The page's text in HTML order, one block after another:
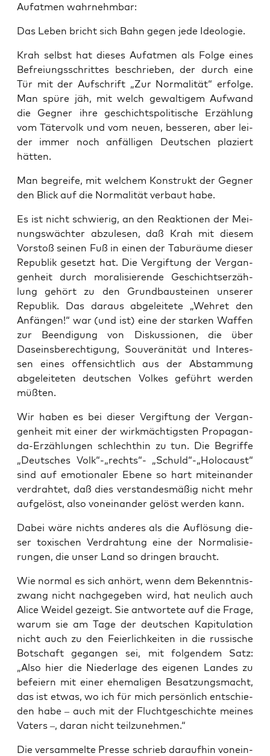
Auf­at­men wahrnehmbar:
Das Leben bricht sich Bahn gegen jede Ideologie.
Krah selbst hat die­ses Auf­at­men als Fol­ge eines
Befrei­ungs­schrit­tes beschrie­ben, der durch eine
Tür mit der Auf­schrift „Zur Nor­ma­li­tät“ erfol­ge.
Man spü­re jäh, mit welch gewal­ti­gem Auf­wand
die Geg­ner ihre geschichts­po­li­ti­sche Erzäh­lung
vom Täter­volk und vom neu­en, bes­se­ren, aber lei­
der immer noch anfäl­li­gen Deut­schen pla­ziert
hätten.
Man begrei­fe, mit wel­chem Kon­strukt der Geg­ner
den Blick auf die Nor­ma­li­tät ver­baut habe.
Es ist nicht schwie­rig, an den Reak­tio­nen der Mei­
nungs­wäch­ter abzu­le­sen, daß Krah mit die­sem
Vor­stoß sei­nen Fuß in einen der Taburäu­me die­ser
Repu­blik gesetzt hat. Die Ver­gif­tung der Ver­gan­
gen­heit durch mora­li­sie­ren­de Geschichts­er­zäh­
lung gehört zu den Grund­bau­stei­nen unse­rer
Repu­blik. Das dar­aus abge­lei­te­te „Weh­ret den
Anfän­gen!“ war (und ist) eine der star­ken Waf­fen
zur Been­di­gung von Dis­kus­sio­nen, die über
Daseins­be­rech­ti­gung, Sou­ve­rä­ni­tät und Inter­es­
sen eines offen­sicht­lich aus der Abstam­mung
abge­lei­te­ten deut­schen Vol­kes geführt wer­den
müßten.
Wir haben es bei die­ser Ver­gif­tung der Ver­gan­
gen­heit mit einer der wirk­mäch­tigs­ten Pro­pa­gan­
da-Erzäh­lun­gen schlecht­hin zu tun. Die Begrif­fe
„Deut­sches Volk“-„rechts“- „Schuld“-„Holocaust“
sind auf emo­tio­na­ler Ebe­ne so hart mit­ein­an­der
ver­drah­tet, daß dies ver­stan­des­mä­ßig nicht mehr
auf­ge­löst, also von­ein­an­der gelöst wer­den kann.
Dabei wäre nichts ande­res als die Auf­lö­sung die­
ser toxi­schen Ver­drah­tung eine der Nor­ma­li­sie­
run­gen, die unser Land so drin­gen braucht.
Wie nor­mal es sich anhört, wenn dem Bekennt­nis­
zwang nicht nach­ge­ge­ben wird, hat neu­lich auch
Ali­ce Wei­del gezeigt. Sie ant­wor­te­te auf die Fra­ge,
war­um sie am Tage der deut­schen Kapi­tu­la­ti­on
nicht auch zu den Fei­er­lich­kei­ten in die rus­si­sche
Bot­schaft gegan­gen sei, mit fol­gen­dem Satz:
„Also hier die Nie­der­la­ge des eige­nen Lan­des zu
befei­ern mit einer ehe­ma­li­gen Besat­zungs­macht,
das ist etwas, wo ich für mich per­sön­lich ent­schie­
den habe – auch mit der Flucht­ge­schich­te mei­nes
Vaters –, dar­an nicht teilzunehmen.“
Die ver­sam­mel­te Pres­se schrieb dar­auf­hin von­ein­